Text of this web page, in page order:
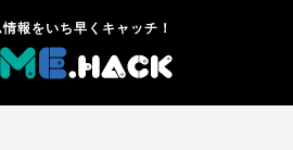
報をいち早くキャッチ！